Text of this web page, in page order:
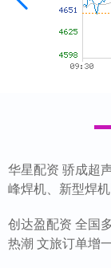
华星配资 骄成超
峰焊机、新型焊
创达盈配资 全国
热潮 文旅订单增